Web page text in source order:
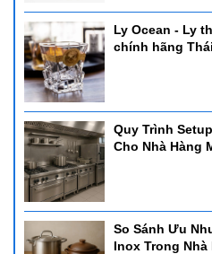
Ly Ocean - Ly
chính hãng
Quy Trình
Cho Nhà Hàng
So Sánh Ưu
Inox Trong Nhà